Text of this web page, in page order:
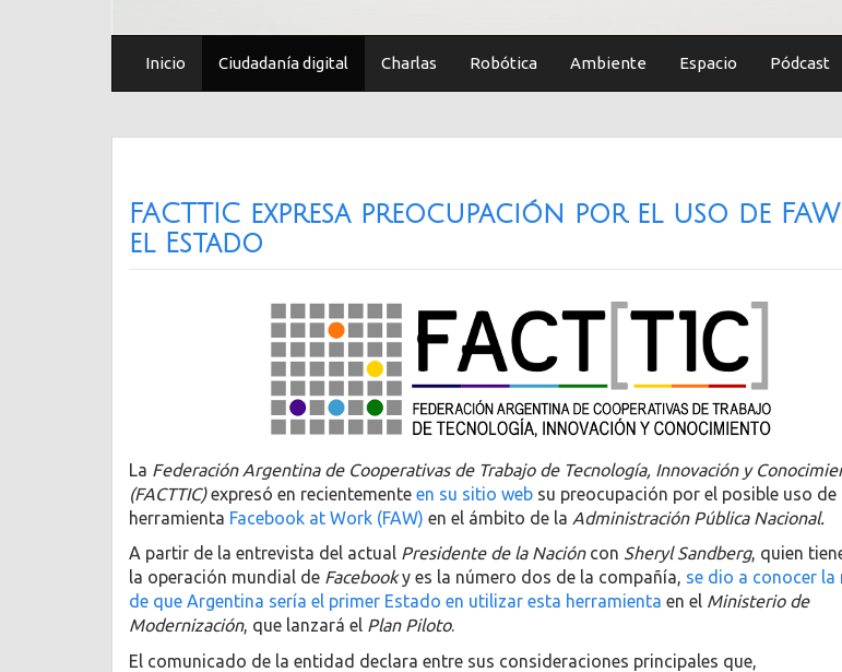
Inicio Ciudadanía digital Charlas Robótica Ambiente Espacio Pódcast
FACTTIC expresa preocupación por el uso de
el Estado
La Federación Argentina de Cooperativas de Trabajo de Tecnología, Innovación y
(FACTTIC)expresó en recientemente en su sitio web su preocupación por el posible uso de
herramienta Facebook at Work (FAW) en el ámbito de la Administración Pública Nacional.
A partir de la entrevista del actual Presidente de la Nacióncon Sheryl Sandberg, quien
la operación mundial de Facebooky es la número dos de la compañía, se dio a conocer la
de que Argentina sería el primer Estado en utilizar esta herramienta en el Ministerio de
Modernización, que lanzará el Plan Piloto.
El comunicado de la entidad declara entre sus consideraciones principales que,